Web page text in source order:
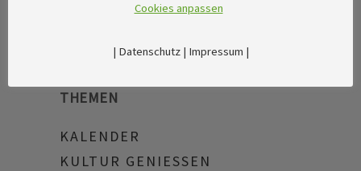
THEMEN
KALENDER
KULTUR GENIESSEN
Cookies anpassen
| Datenschutz| Impressum |